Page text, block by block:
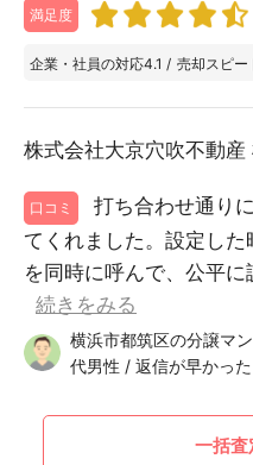
満足度
企業・社員の対応4.1 / 売却スピー
株式会社大京穴吹不動産
口コミ
打ち合わせ通り
てくれました。設定し
を同時に呼んで、公平
続きをみる
横浜市都筑区の分譲マ
代男性 / 返信が早かっ
一括査